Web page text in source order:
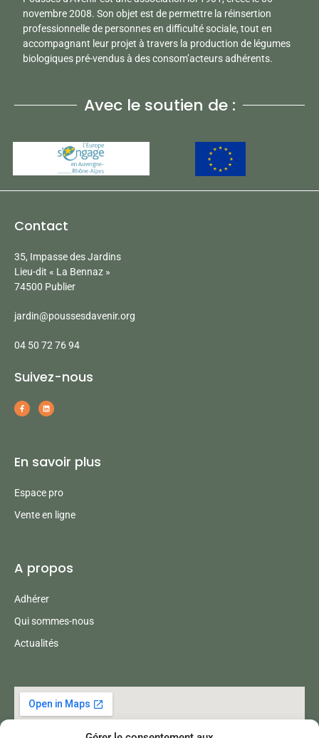
novembre 2008. Son objet est de permettre la réinsertion
professionnelle de personnes en difficulté sociale, tout en
accompagnant leur projet à travers la production de légumes
biologiques pré-vendus à des consom’acteurs adhérents.
Avec le soutien de :
Contact
35, Impasse des Jardins
Lieu-dit « La Bennaz »
74500 Publier
jardin@poussesdavenir.org
04 50 72 76 94
Suivez-nous
En savoir plus
Espace pro
Vente en ligne
A propos
Adhérer
Qui sommes-nous
Actualités